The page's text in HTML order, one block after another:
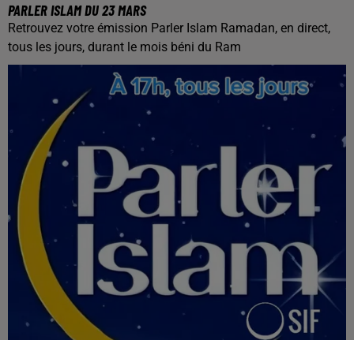
PARLER ISLAM DU 23 MARS
Retrouvez votre émission Parler Islam Ramadan, en direct,
tous les jours, durant le mois béni du Ram